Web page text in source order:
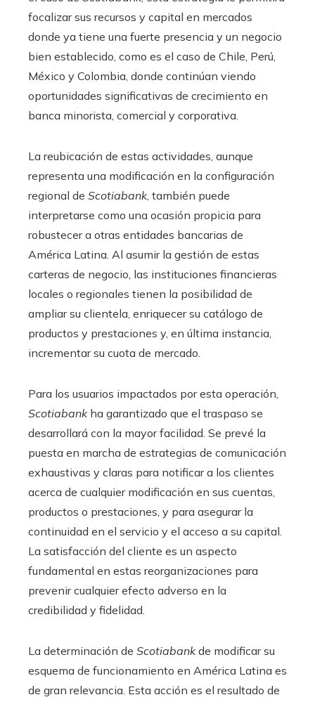
focalizar sus recursos y capital en mercados
donde ya tiene una fuerte presencia y un negocio
bien establecido, como es el caso de Chile, Perú,
México y Colombia, donde continúan viendo
oportunidades significativas de crecimiento en
banca minorista, comercial y corporativa.
La reubicación de estas actividades, aunque
representa una modificación en la configuración
regional de Scotiabank, también puede
interpretarse como una ocasión propicia para
robustecer a otras entidades bancarias de
América Latina. Al asumir la gestión de estas
carteras de negocio, las instituciones financieras
locales o regionales tienen la posibilidad de
ampliar su clientela, enriquecer su catálogo de
productos y prestaciones y, en última instancia,
incrementar su cuota de mercado.
Para los usuarios impactados por esta operación,
Scotiabankha garantizado que el traspaso se
desarrollará con la mayor facilidad. Se prevé la
puesta en marcha de estrategias de comunicación
exhaustivas y claras para notificar a los clientes
acerca de cualquier modificación en sus cuentas,
productos o prestaciones, y para asegurar la
continuidad en el servicio y el acceso a su capital.
La satisfacción del cliente es un aspecto
fundamental en estas reorganizaciones para
prevenir cualquier efecto adverso en la
credibilidad y fidelidad.
La determinación de Scotiabankde modificar su
esquema de funcionamiento en América Latina es
de gran relevancia. Esta acción es el resultado de